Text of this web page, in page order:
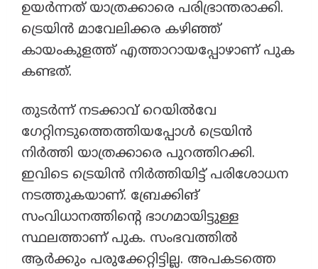
ഉയർന്നത് യാത്രക്കാരെ പരിഭ്രാന്തരാക്കി.
ട്രെയിൻ മാവേലിക്കര കഴിഞ്ഞ്
കായംകുളത്ത് എത്താറായപ്പോഴാണ് പുക
കണ്ടത്.
തുടർന്ന് നടക്കാവ് റെയിൽവേ
ഗേറ്റിനടുത്തെത്തിയപ്പോൾ ട്രെയിൻ
നിർത്തി യാത്രക്കാരെ പുറത്തിറക്കി.
ഇവിടെ ട്രെയിൻ നിർത്തിയിട്ട് പരിശോധന
നടത്തുകയാണ്. ബ്രേക്കിങ്
സംവിധാനത്തിന്റെ ഭാഗമായിട്ടുള്ള
സ്ഥലത്താണ് പുക. സംഭവത്തിൽ
ആർക്കും പരുക്കേറ്റിട്ടില്ല. അപകടത്തെ